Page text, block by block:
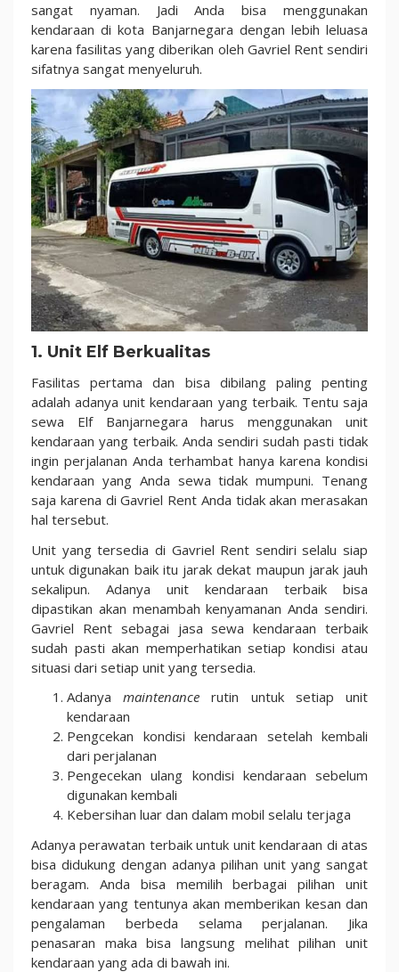
sangat nyaman. Jadi Anda bisa menggunakan
kendaraan di kota Banjarnegara dengan lebih leluasa
karena fasilitas yang diberikan oleh Gavriel Rent sendiri
sifatnya sangat menyeluruh.
1. Unit Elf Berkualitas
Fasilitas pertama dan bisa dibilang paling penting
adalah adanya unit kendaraan yang terbaik. Tentu saja
sewa Elf Banjarnegara harus menggunakan unit
kendaraan yang terbaik. Anda sendiri sudah pasti tidak
ingin perjalanan Anda terhambat hanya karena kondisi
kendaraan yang Anda sewa tidak mumpuni. Tenang
saja karena di Gavriel Rent Anda tidak akan merasakan
hal tersebut.
Unit yang tersedia di Gavriel Rent sendiri selalu siap
untuk digunakan baik itu jarak dekat maupun jarak jauh
sekalipun. Adanya unit kendaraan terbaik bisa
dipastikan akan menambah kenyamanan Anda sendiri.
Gavriel Rent sebagai jasa sewa kendaraan terbaik
sudah pasti akan memperhatikan setiap kondisi atau
situasi dari setiap unit yang tersedia.
Adanyamaintenance rutin untuk setiap unit
kendaraan
Pengcekan kondisi kendaraan setelah kembali
dari perjalanan
Pengecekan ulang kondisi kendaraan sebelum
digunakan kembali
Kebersihan luar dan dalam mobil selalu terjaga
Adanya perawatan terbaik untuk unit kendaraan di atas
bisa didukung dengan adanya pilihan unit yang sangat
beragam. Anda bisa memilih berbagai pilihan unit
kendaraan yang tentunya akan memberikan kesan dan
pengalaman berbeda selama perjalanan. Jika
penasaran maka bisa langsung melihat pilihan unit
kendaraan yang ada di bawah ini.